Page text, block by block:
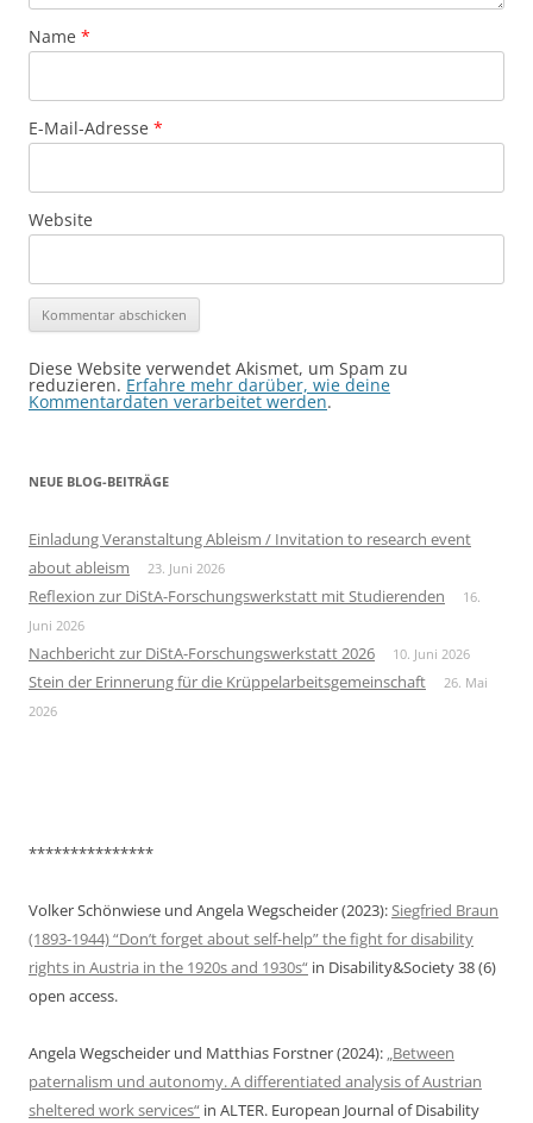
Name *
E-Mail-Adresse *
Website
Diese Website verwendet Akismet, um Spam zu
reduzieren. Erfahre mehr darüber, wie deine
Kommentardaten verarbeitet werden.
NEUE BLOG-BEITRÄGE
Einladung Veranstaltung Ableism / Invitation to research event
about ableism
23. Juni 2026
Reflexion zur DiStA-Forschungswerkstatt mit Studierenden
16.
Juni 2026
Nachbericht zur DiStA-Forschungswerkstatt 2026 10. Juni 2026
Stein der Erinnerung für die Krüppelarbeitsgemeinschaft
26. Mai
2026
***************
Volker Schönwiese und Angela Wegscheider (2023):Siegfried Braun
(1893-1944) “Don’t forget about self-help” the fight for disability
rights in Austria in the 1920s and 1930s“ in Disability&Society 38 (6)
open access.
Angela Wegscheider und Matthias Forstner (2024): „Between
paternalism und autonomy. A differentiated analysis of Austrian
sheltered work services“ in ALTER. European Journal of Disability